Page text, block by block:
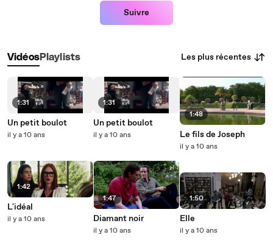
Suivre
VidéosPlaylists Les plus récentes
1:31
Un petit boulot
il y a 10 ans
1:42
L'idéal
il y a 10 ans
1:31
Un petit boulot
il y a 10 ans
1:47
Diamant noir
il y a 10 ans
1:48
Le fils de Joseph
il y a 10 ans
1:50
Elle
il y a 10 ans